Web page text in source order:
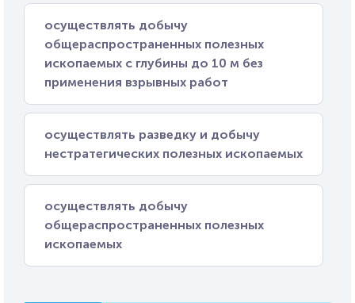
осуществлять добычу
общераспространенных полезных
ископаемых с глубины до 10 м без
применения взрывных работ
осуществлять разведку и добычу
нестратегических полезных ископаемых
осуществлять добычу
общераспространенных полезных
ископаемых